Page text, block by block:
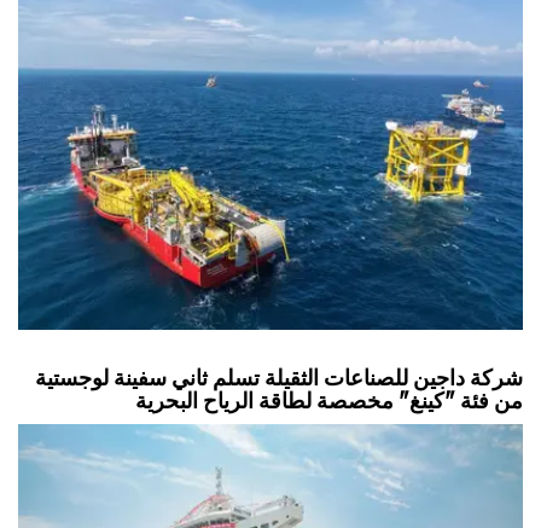
شركة داجين للصناعات الثقيلة تسلم ثاني سفينة لوجستية
من فئة "كينغ" مخصصة لطاقة الرياح البحرية